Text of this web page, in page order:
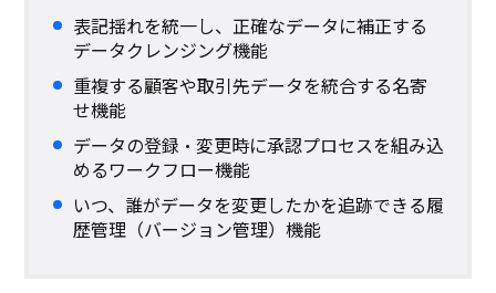
表記揺れを統一し、正確なデータに補正する
データクレンジング機能
重複する顧客や取引先データを統合する名寄
せ機能
データの登録・変更時に承認プロセスを組み込
めるワークフロー機能
いつ、誰がデータを変更したかを追跡できる履
歴管理（バージョン管理）機能